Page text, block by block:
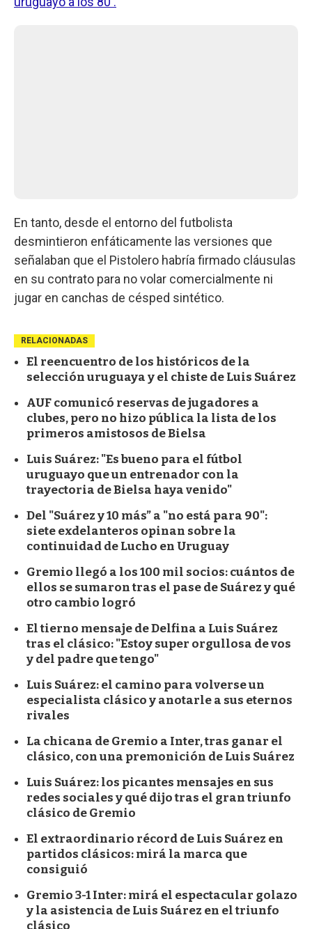
En tanto, desde el entorno del futbolista
desmintieron enfáticamente las versiones que
señalaban que el Pistolero habría firmado cláusulas
en su contrato para no volar comercialmente ni
jugar en canchas de césped sintético.
RELACIONADAS
El reencuentro de los históricos de la
selección uruguaya y el chiste de Luis Suárez
AUF comunicó reservas de jugadores a
clubes, pero no hizo pública la lista de los
primeros amistosos de Bielsa
Luis Suárez: "Es bueno para el fútbol
uruguayo que un entrenador con la
trayectoria de Bielsa haya venido"
Del "Suárez y 10 más” a "no está para 90":
siete exdelanteros opinan sobre la
continuidad de Lucho en Uruguay
Gremio llegó a los 100 mil socios: cuántos de
ellos se sumaron tras el pase de Suárez y qué
otro cambio logró
El tierno mensaje de Delfina a Luis Suárez
tras el clásico: "Estoy super orgullosa de vos
y del padre que tengo"
Luis Suárez: el camino para volverse un
especialista clásico y anotarle a sus eternos
rivales
La chicana de Gremio a Inter, tras ganar el
clásico, con una premonición de Luis Suárez
Luis Suárez: los picantes mensajes en sus
redes sociales y qué dijo tras el gran triunfo
clásico de Gremio
El extraordinario récord de Luis Suárez en
partidos clásicos: mirá la marca que
consiguió
Gremio 3-1 Inter: mirá el espectacular golazo
y la asistencia de Luis Suárez en el triunfo
clásico